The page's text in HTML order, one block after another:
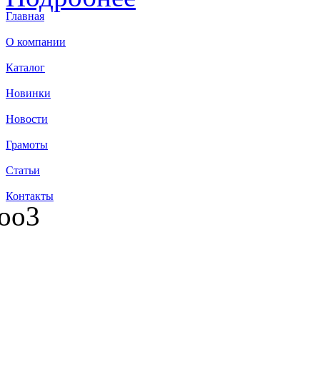
Главная
О компании
Каталог
Новинки
Новости
Грамоты
Статьи
Контакты